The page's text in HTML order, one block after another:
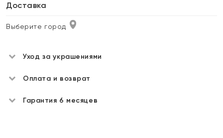
Доставка
Выберите город
Уход за украшениями
Оплата и возврат
Гарантия 6 месяцев